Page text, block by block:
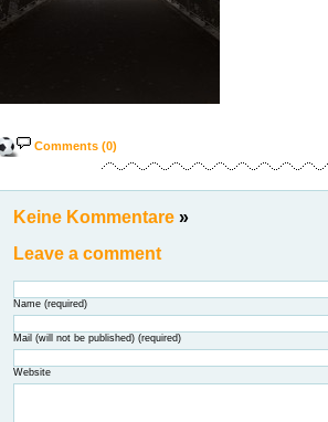
Comments (0)
Keine Kommentare »
Leave a comment
Name (required)
Mail (will not be published) (required)
Website